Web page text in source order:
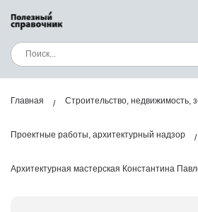
Главная Строительство, недвижимость,
Проектные работы, архитектурный надзор
Архитектурная мастерская Константина